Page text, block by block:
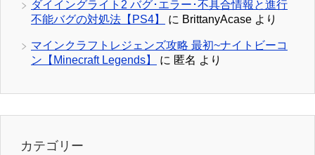
ダイイングライト2 バグ･エラー･不具合情報と進行
不能バグの対処法【PS4】
に BrittanyAcase より
マインクラフトレジェンズ攻略 最初~ナイトビーコ
ン【Minecraft Legends】
に 匿名 より
カテゴリー